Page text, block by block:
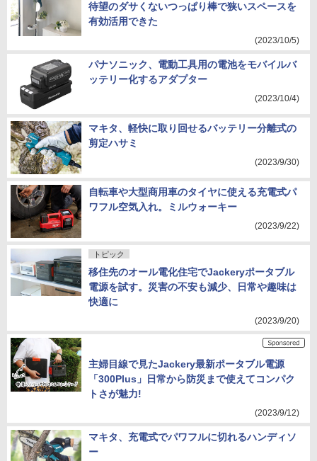
待望のダサくないつっぱり棒で狭いスペースを
有効活用できた
(2023/10/5)
パナソニック、電動工具用の電池をモバイルバ
ッテリー化するアダプター
(2023/10/4)
マキタ、軽快に取り回せるバッテリー分離式の
剪定ハサミ
(2023/9/30)
自転車や大型商用車のタイヤに使える充電式パ
ワフル空気入れ。ミルウォーキー
(2023/9/22)
トピック
移住先のオール電化住宅でJackeryポータブル
電源を試す。災害の不安も減少、日常や趣味は
快適に
(2023/9/20)
主婦目線で見たJackery最新ポータブル電源
「300Plus」日常から防災まで使えてコンパク
トさが魅力!
(2023/9/12)
マキタ、充電式でパワフルに切れるハンディソ
ー